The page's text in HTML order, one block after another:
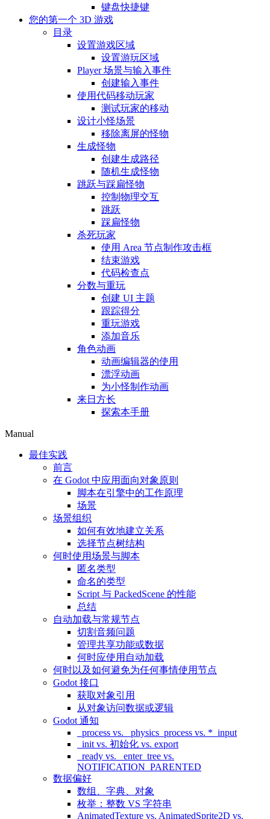
键盘快捷键
您的第一个 3D 游戏
目录
设置游戏区域
设置游玩区域
Player 场景与输入事件
创建输入事件
使用代码移动玩家
测试玩家的移动
设计小怪场景
移除离屏的怪物
生成怪物
创建生成路径
随机生成怪物
跳跃与踩扁怪物
控制物理交互
跳跃
踩扁怪物
杀死玩家
使用 Area 节点制作攻击框
结束游戏
代码检查点
分数与重玩
创建 UI 主题
跟踪得分
重玩游戏
添加音乐
角色动画
动画编辑器的使用
漂浮动画
为小怪制作动画
来日方长
探索本手册
Manual
最佳实践
前言
在 Godot 中应用面向对象原则
脚本在引擎中的工作原理
场景
场景组织
如何有效地建立关系
选择节点树结构
何时使用场景与脚本
匿名类型
命名的类型
Script 与 PackedScene 的性能
总结
自动加载与常规节点
切割音频问题
管理共享功能或数据
何时应使用自动加载
何时以及如何避免为任何事情使用节点
Godot 接口
获取对象引用
从对象访问数据或逻辑
Godot 通知
_process vs. _physics_process vs. *_input
_init vs. 初始化 vs. export
_ready vs. _enter_tree vs.
NOTIFICATION_PARENTED
数据偏好
数组、字典、对象
枚举：整数 VS 字符串
AnimatedTexture vs. AnimatedSprite2D vs.